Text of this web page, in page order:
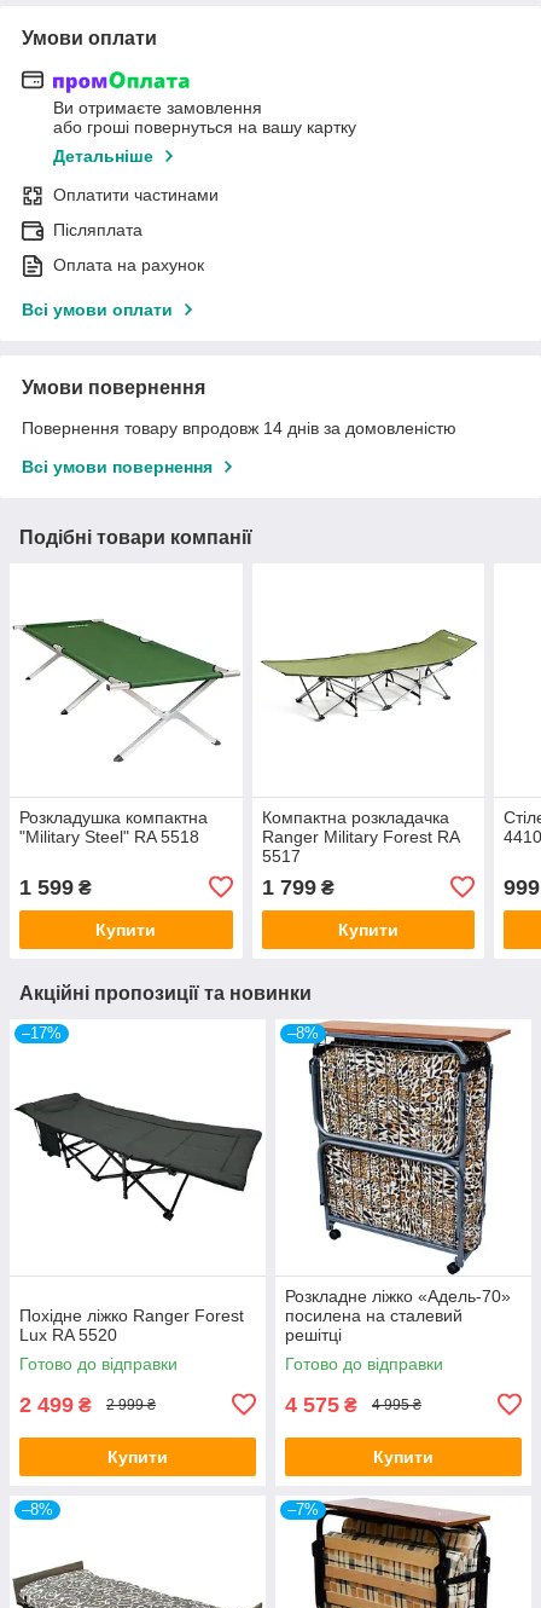
Умови оплати
Ви отримаєте замовлення
або гроші повернуться на вашу картку
Детальніше
Оплатити частинами
Післяплата
Оплата на рахунок
Всі умови оплати
Умови повернення
Повернення товару впродовж 14 днів за домовленістю
Всі умови повернення
Подібні товари компанії
Розкладушка компактна
"Military Steel" RA 5518
1 599 ₴
Купити
Компактна розкладачка
Ranger Military Forest RA
5517
1 799₴
Купити
999
Акційні пропозиції та новинки
–17%
Похідне ліжко Ranger Forest
Lux RA 5520
Готово до відправки
2 499 ₴ 2 999 ₴
Купити
–8%
Розкладне ліжко «Адель-70»
посилена на сталевий
решітці
Готово до відправки
4 575 ₴ 4 995 ₴
Купити
–8% –7%